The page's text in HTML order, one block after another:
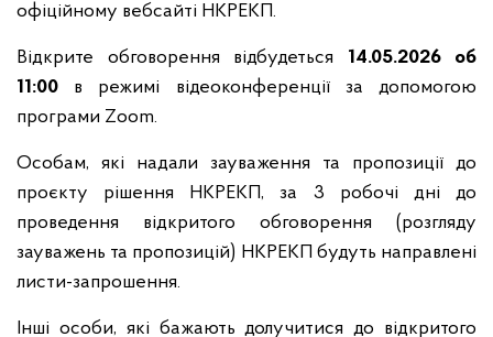
офіційному вебсайті НКРЕКП.
Відкрите обговорення відбудеться 14.05.2026 об
11:00 в режимі відеоконференції за допомогою
програми Zoom.
Особам, які надали зауваження та пропозиції до
проєкту рішення НКРЕКП, за 3 робочі дні до
проведення відкритого обговорення (розгляду
зауважень та пропозицій) НКРЕКП будуть направлені
листи-запрошення.
Інші особи, які бажають долучитися до відкритого